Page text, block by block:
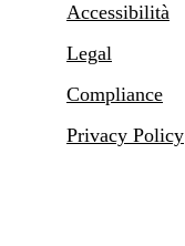
Accessibilità
Legal
Compliance
Privacy Policy